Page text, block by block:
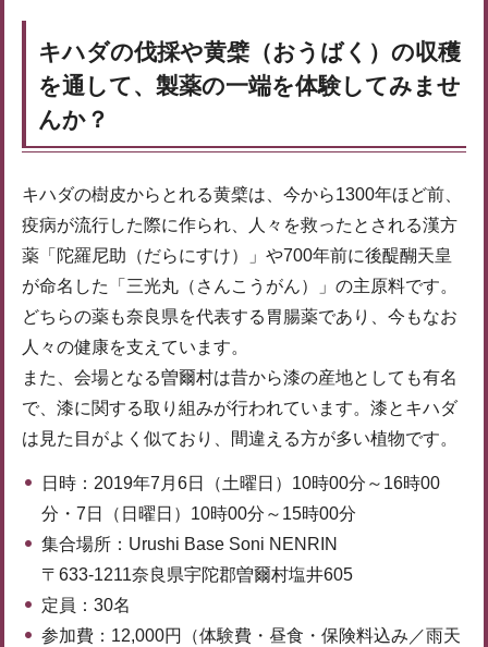
キハダの伐採や黄檗（おうばく）の収穫
を通して、製薬の一端を体験してみませ
んか？
キハダの樹皮からとれる黄檗は、今から1300年ほど前、
疫病が流行した際に作られ、人々を救ったとされる漢方
薬「陀羅尼助（だらにすけ）」や700年前に後醍醐天皇
が命名した「三光丸（さんこうがん）」の主原料です。
どちらの薬も奈良県を代表する胃腸薬であり、今もなお
人々の健康を支えています。
また、会場となる曽爾村は昔から漆の産地としても有名
で、漆に関する取り組みが行われています。漆とキハダ
は見た目がよく似ており、間違える方が多い植物です。
日時：2019年7月6日（土曜日）10時00分～16時00
分・7日（日曜日）10時00分～15時00分
集合場所：Urushi Base Soni NENRIN
〒633-1211奈良県宇陀郡曽爾村塩井605
定員：30名
参加費：12,000円（体験費・昼食・保険料込み／雨天